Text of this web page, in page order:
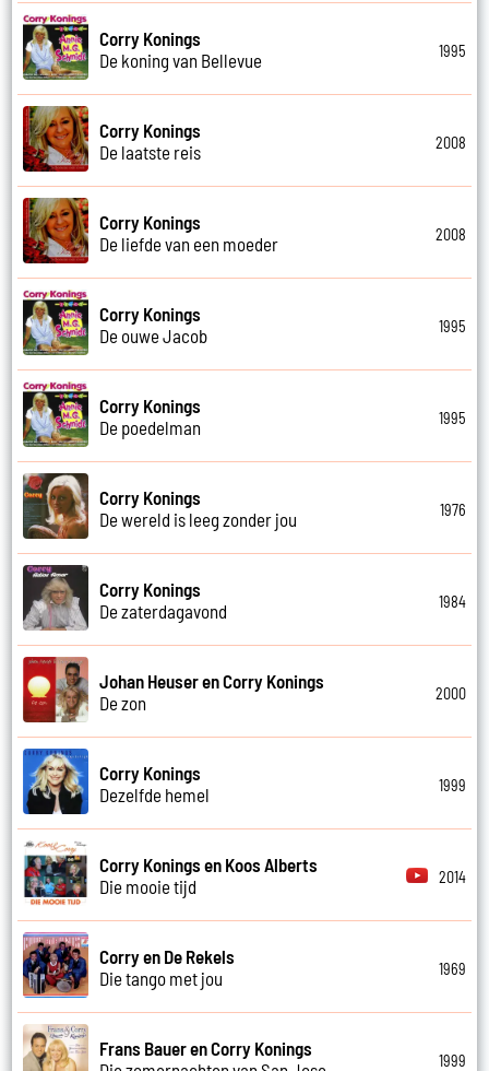
Corry Konings
De koning van Bellevue
1995
Corry Konings
De laatste reis
2008
Corry Konings
De liefde van een moeder
2008
Corry Konings
De ouwe Jacob
1995
Corry Konings
De poedelman
1995
Corry Konings
De wereld is leeg zonder jou
1976
Corry Konings
De zaterdagavond
1984
Johan Heuser en Corry Konings
De zon
2000
Corry Konings
Dezelfde hemel
1999
Corry Konings en Koos Alberts
Die mooie tijd
2014
Corry en De Rekels
Die tango met jou
1969
Frans Bauer en Corry Konings
1999